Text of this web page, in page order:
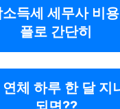
득세 세무사 비
플로 간단히
체 하루 한 달 지